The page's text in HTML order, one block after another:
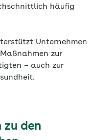
häufig
Unternehmen
zur
– auch zur
zu den